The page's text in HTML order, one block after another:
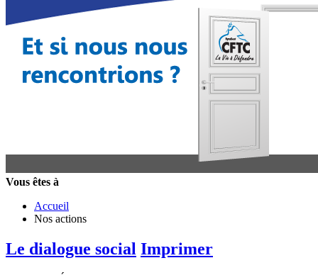
Vous êtes à
Accueil
Nos actions
Le dialogue social Imprimer